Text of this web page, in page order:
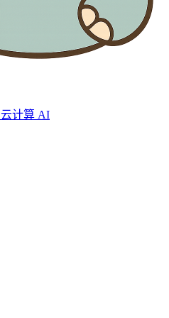
云计算 AI